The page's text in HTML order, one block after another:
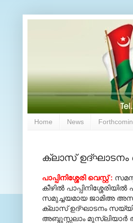
Home News
ക്ലാസ്
പാപ്പിനിശ്ശേരി വെസ്റ്റ്:
കീഴില്‍
സമുച്ചയമായ ജാമിഅ
ക്ലാസ് ഉദ്ഘാടനം
അബ്ദുസ്സലാം മുസ്‍ലിയാര്‍